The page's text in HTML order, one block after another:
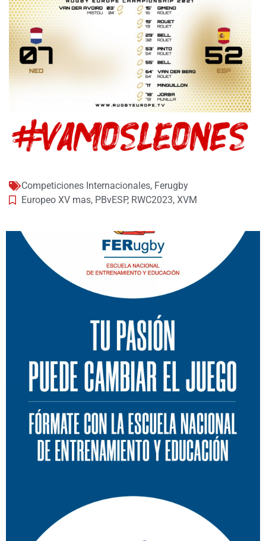
Competiciones Internacionales, Ferugby
Europeo XV mas, PBvESP, RWC2023, XVM